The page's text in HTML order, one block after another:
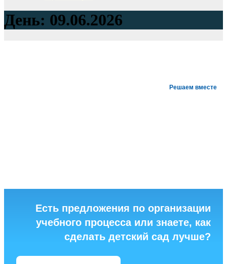
День: 09.06.2026
Решаем вместе
Есть предложения по организации
учебного процесса или знаете, как
сделать детский сад лучше?